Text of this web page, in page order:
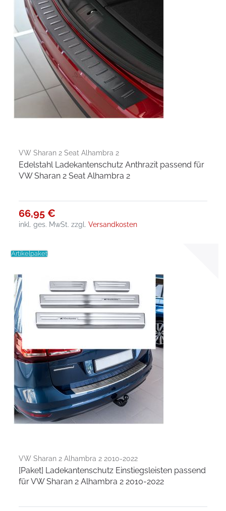
VW Sharan 2 Seat Alhambra 2
Edelstahl Ladekantenschutz Anthrazit passend für
VW Sharan 2 Seat Alhambra 2
66,95 €
inkl. ges. MwSt. zzgl.Versandkosten
Artikelpaket
VW Sharan 2 Alhambra 2 2010-2022
[Paket] Ladekantenschutz Einstiegsleisten passend
für VW Sharan 2 Alhambra 2 2010-2022